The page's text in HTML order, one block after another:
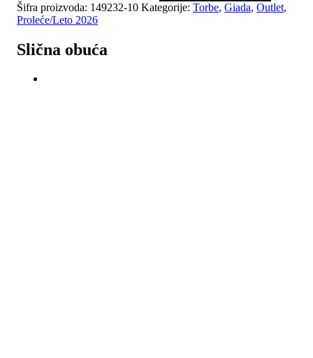
Šifra proizvoda: 149232-10 Kategorije: Torbe, Giada, Outlet,
Proleće/Leto 2026
Slična obuća